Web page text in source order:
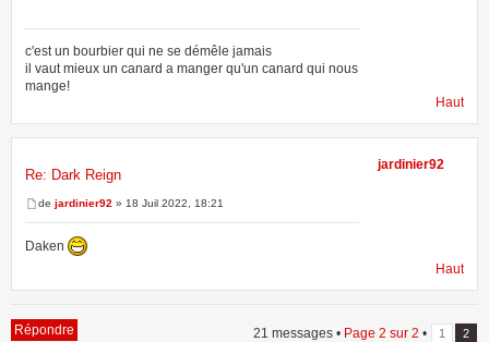
c'est un bourbier qui ne se démêle jamais
il vaut mieux un canard a manger qu'un canard qui nous
mange!
Haut
Re: Dark Reign
de jardinier92 » 18 Juil 2022, 18:21
Daken
jardinier92
Haut
Répondre 21 messages • Page 2 sur 2 • 1 2